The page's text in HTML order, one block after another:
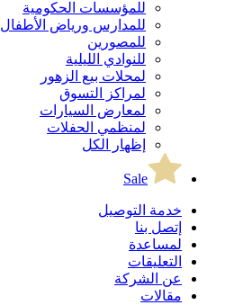
للمؤسسات الحكومية
للمدارس ورياض الأطفال
للمصورين
للنوادي الليلية
لمحلات بيع الزهور
لمراكز التسوق
لمعارض السيارات
لمنظمي الحفلات
إظهار الكل
Sale
خدمة التوصيل
إتصل بنا
لمساعدة
التعليقات
عن الشركة
مقالات